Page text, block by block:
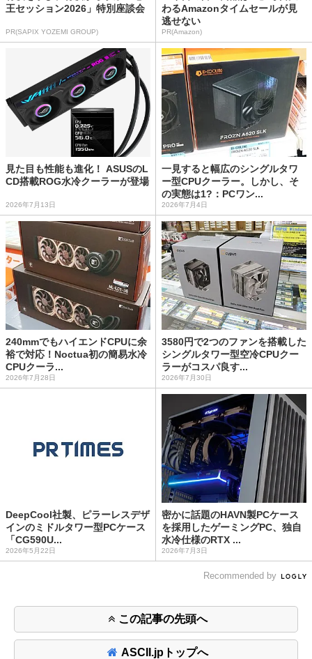
王セッション2026」特別座談会
PR(SAPIX YOZEMI GROUP)
わるAmazonタイムセールが見
逃せない
PR(Amazon)
見た目も性能も進化！ ASUSのL
CD搭載ROG水冷クーラーが登場
2026年7月13日
一見すると幅広のシングルタワ
ー型CPUクーラー。しかし、そ
の実態は1?：PCワン...
2026年7月4日
240mmでもハイエンドCPUに余
裕で対応！Noctua初の簡易水冷
CPUクーラ...
2026年7月28日
3580円で2つのファンを搭載した
シングルタワー型空冷CPUクー
ラーがコスパ良す...
2026年7月30日
DeepCool社製、ピラーレスデザ
インのミドルタワー型PCケース
「CG590U...
2026年5月22日
密かに話題のHAVN製PCケース
を採用したゲーミングPC、独自
水冷仕様のRTX ...
2026年7月3日
Recommended by
この記事の先頭へ
ASCII.jpトップへ